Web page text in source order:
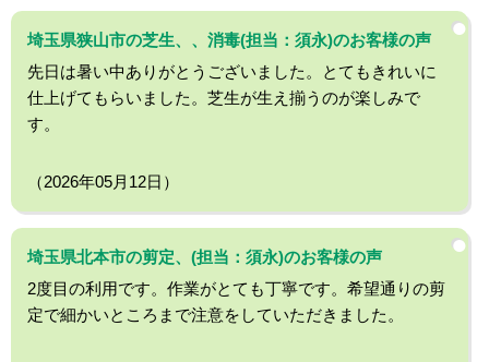
埼玉県狭山市の芝生、、消毒(担当：須永)のお客様の声
先日は暑い中ありがとうございました。とてもきれいに
仕上げてもらいました。芝生が生え揃うのが楽しみで
す。
（2026年05月12日）
埼玉県北本市の剪定、(担当：須永)のお客様の声
2度目の利用です。作業がとても丁寧です。希望通りの剪
定で細かいところまで注意をしていただきました。